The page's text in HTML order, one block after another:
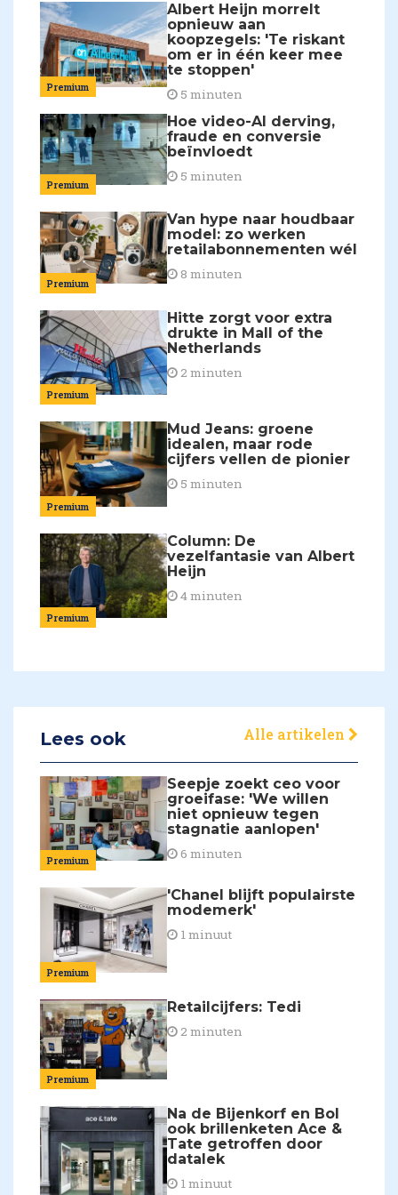
Premium
Albert Heijn morrelt
opnieuw aan
koopzegels: 'Te riskant
om er in één keer mee
te stoppen'
5 minuten
Premium
Hoe video-AI derving,
fraude en conversie
beïnvloedt
5 minuten
Premium
Van hype naar houdbaar
model: zo werken
retailabonnementen wél
8 minuten
Premium
Hitte zorgt voor extra
drukte in Mall of the
Netherlands
2 minuten
Premium
Mud Jeans: groene
idealen, maar rode
cijfers vellen de pionier
5 minuten
Premium
Column: De
vezelfantasie van Albert
Heijn
4 minuten
Lees ook Alle artikelen
Premium
Seepje zoekt ceo voor
groeifase: 'We willen
niet opnieuw tegen
stagnatie aanlopen'
6 minuten
Premium
'Chanel blijft populairste
modemerk'
1 minuut
Premium
Retailcijfers: Tedi
2 minuten
Na de Bijenkorf en Bol
ook brillenketen Ace &
Tate getroffen door
datalek
1 minuut